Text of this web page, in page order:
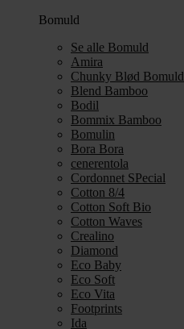
Bomuld
Se alle Bomuld
Amira
Chunky Blød Bomuld
Blend Bamboo
Bodil
Bommix Bamboo
Bomulin
Bora Bora
cenerentola
Cordonnet SPecial
Cotton 8/4
Cotton Soft Bio
Cotton Waves
Crealino
Diamond
Eco Baby
Eco Soft
Eco Vita
Footprints
Ida